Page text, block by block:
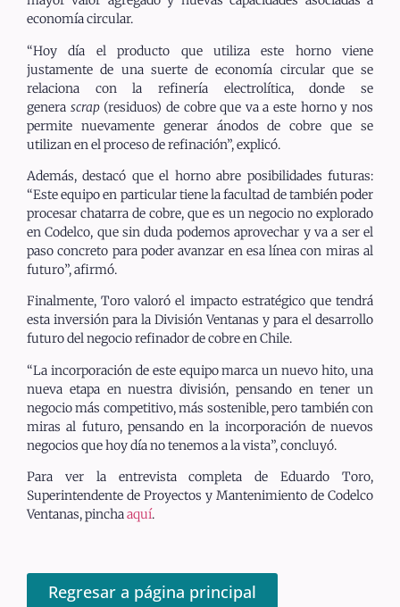
economía circular.
“Hoy día el producto que utiliza este horno viene
justamente de una suerte de economía circular que se
relaciona con la refinería electrolítica, donde se
genera scrap (residuos) de cobre que va a este horno y nos
permite nuevamente generar ánodos de cobre que se
utilizan en el proceso de refinación”, explicó.
Además, destacó que el horno abre posibilidades futuras:
“Este equipo en particular tiene la facultad de también poder
procesar chatarra de cobre, que es un negocio no explorado
en Codelco, que sin duda podemos aprovechar y va a ser el
paso concreto para poder avanzar en esa línea con miras al
futuro”, afirmó.
Finalmente, Toro valoró el impacto estratégico que tendrá
esta inversión para la División Ventanas y para el desarrollo
futuro del negocio refinador de cobre en Chile.
“La incorporación de este equipo marca un nuevo hito, una
nueva etapa en nuestra división, pensando en tener un
negocio más competitivo, más sostenible, pero también con
miras al futuro, pensando en la incorporación de nuevos
negocios que hoy día no tenemos a la vista”, concluyó.
Para ver la entrevista completa de Eduardo Toro,
Superintendente de Proyectos y Mantenimiento de Codelco
Ventanas, pinchaaquí.
Regresar a página principal